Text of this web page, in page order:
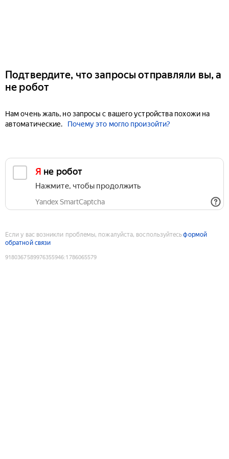
Подтвердите, что запросы отправляли вы, а
не робот
Нам очень жаль, но запросы с вашего устройства похожи на
автоматические.
Почему это могло произойти?
Я не робот
Нажмите, чтобы продолжить
Yandex SmartCaptcha
Если у вас возникли проблемы, пожалуйста, воспользуйтесьформой
обратной связи
9180367589976355946:1786065579